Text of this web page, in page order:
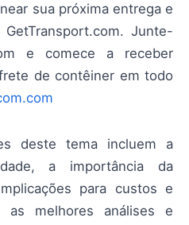
sua próxima entrega e
Junte-
e comece a receber
de contêiner em todo
deste tema incluem a
a importância da
para custos e
as melhores análises e